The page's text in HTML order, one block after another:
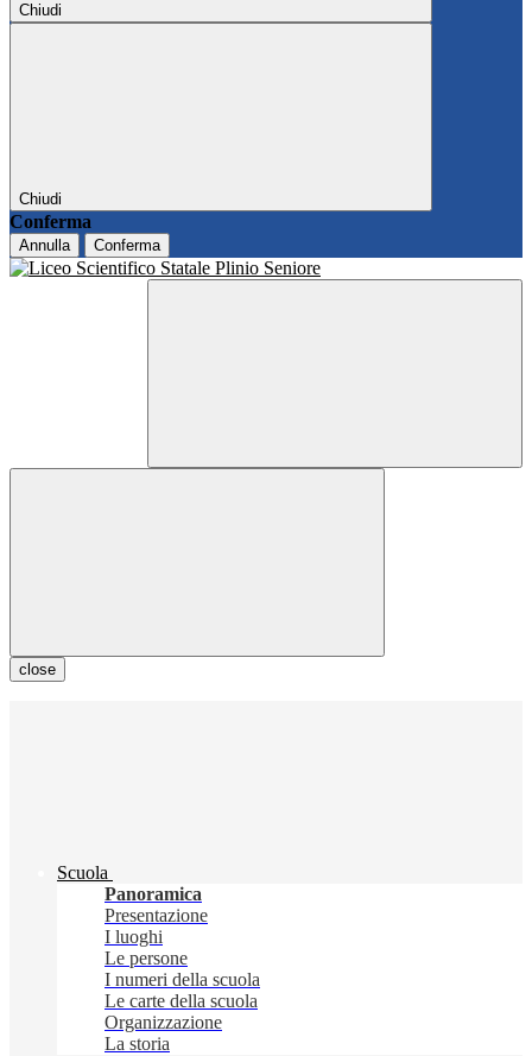
Chiudi
Chiudi
Conferma
Annulla Conferma
close
Scuola
Panoramica
Presentazione
I luoghi
Le persone
I numeri della scuola
Le carte della scuola
Organizzazione
La storia